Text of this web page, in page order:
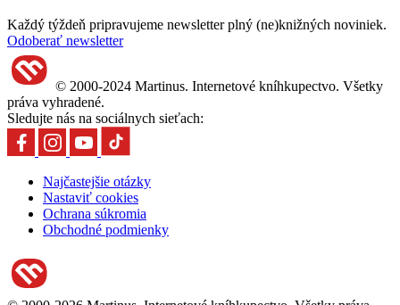
Každý týždeň pripravujeme newsletter plný (ne)knižných noviniek.
Odoberať newsletter
© 2000-2024 Martinus. Internetové kníhkupectvo. Všetky
práva vyhradené.
Sledujte nás na sociálnych sieťach:
Najčastejšie otázky
Nastaviť cookies
Ochrana súkromia
Obchodné podmienky